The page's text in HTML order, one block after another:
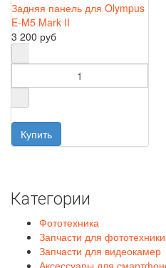
Задняя панель для Olympus
E‑M5 Mark II
3 200 руб
Категории
Фототехника
Запчасти для фототехники
Запчасти для видеокамер
Аксессуары для